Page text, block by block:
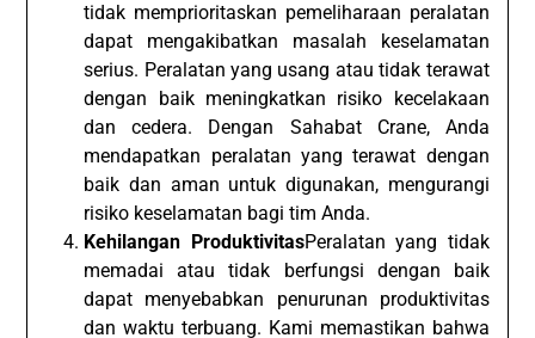
tidak memprioritaskan pemeliharaan peralatan
dapat mengakibatkan masalah keselamatan
serius. Peralatan yang usang atau tidak terawat
dengan baik meningkatkan risiko kecelakaan
dan cedera. Dengan Sahabat Crane, Anda
mendapatkan peralatan yang terawat dengan
baik dan aman untuk digunakan, mengurangi
risiko keselamatan bagi tim Anda.
Kehilangan ProduktivitasPeralatan yang tidak
memadai atau tidak berfungsi dengan baik
dapat menyebabkan penurunan produktivitas
dan waktu terbuang. Kami memastikan bahwa